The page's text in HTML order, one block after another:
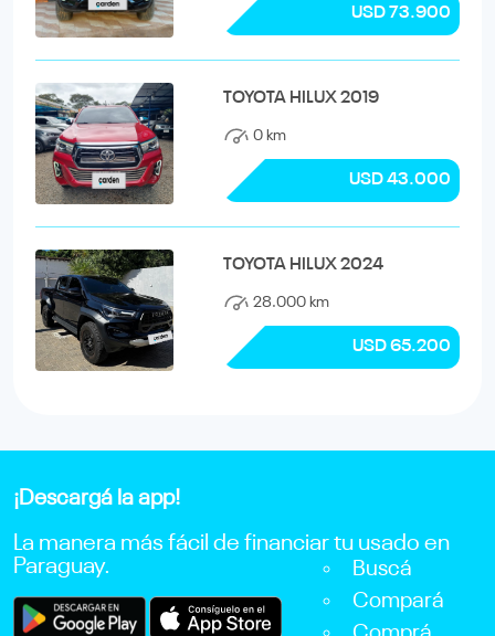
USD 73.900
TOYOTA HILUX 2019
0 km
USD 43.000
TOYOTA HILUX 2024
28.000 km
USD 65.200
¡Descargá la app!
La manera más fácil de financiar tu usado en
Paraguay.
Buscá
Compará